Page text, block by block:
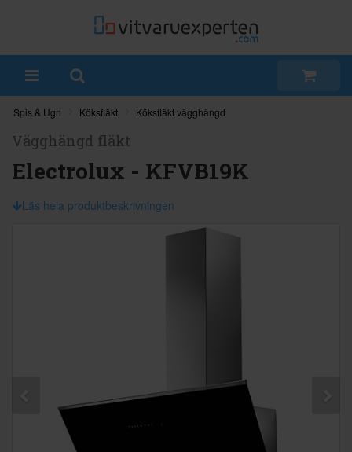
Spis & Ugn Köksfläkt Köksfläkt vägghängd
Vägghängd fläkt
Electrolux - KFVB19K
Läs hela produktbeskrivningen